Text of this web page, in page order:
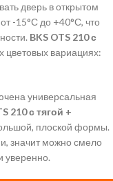
дверь в открытом
-15°С до +40°С, что
BKS OTS 210 с
цветовых вариациях:
универсальная
210 с тягой +
плоской формы.
значит можно смело
уверенно.